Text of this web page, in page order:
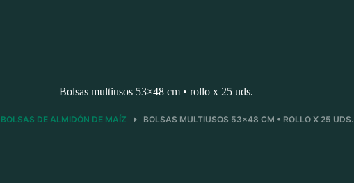
Bolsas multiusos 53×48 cm • rollo x 25 uds.
BOLSAS DE ALMIDÓN DE MAÍZ BOLSAS MULTIUSOS 53×48 CM • ROLLO X 25 UDS.